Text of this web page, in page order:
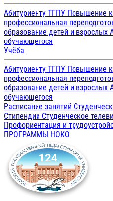
Абитуриенту ТГПУ Повышение
профессиональная
образование детей и взрослых
обучающегося
Учёба
Абитуриенту ТГПУ Повышение
профессиональная
образование детей и взрослых
обучающегося
Расписание занятий
Стипендии Студенческое
Профориентация и
ПРОГРАММЫ НОКО